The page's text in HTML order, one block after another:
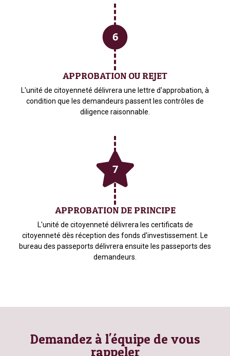
APPROBATION OU REJET
L'unité de citoyenneté délivrera une lettre d'approbation, à
condition que les demandeurs passent les contrôles de
diligence raisonnable.
APPROBATION DE PRINCIPE
L'unité de citoyenneté délivrera les certificats de
citoyenneté dès réception des fonds d'investissement. Le
bureau des passeports délivrera ensuite les passeports des
demandeurs.
Demandez à l'équipe de vous
rappeler